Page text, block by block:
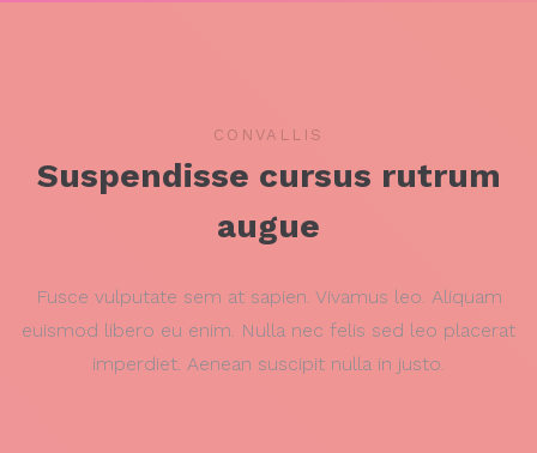
CONVALLIS
Suspendisse cursus rutrum
augue
Fusce vulputate sem at sapien. Vivamus leo. Aliquam
euismod libero eu enim. Nulla nec felis sed leo placerat
imperdiet. Aenean suscipit nulla in justo.